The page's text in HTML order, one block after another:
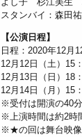
スタンバイ：森田
【公演日程】
日程：2020年12月
12月12日（土）15
12月13日（日）18
12月14日（月）15
※受付は開演の40
※上演時間は約2時
※★の回は舞台映像